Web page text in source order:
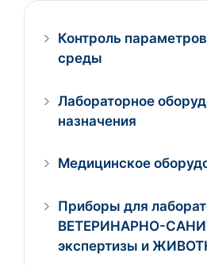
Контроль
среды
Лабораторное
назначения
Медицинское
Приборы для
ВЕТЕРИНАРНО-
экспертизы и